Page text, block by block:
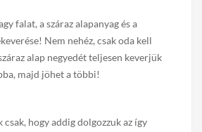
falat, a száraz alapanyag és a
Nem nehéz, csak oda kell
alap negyedét teljesen keverjük
majd jöhet a többi!
hogy addig dolgozzuk az így